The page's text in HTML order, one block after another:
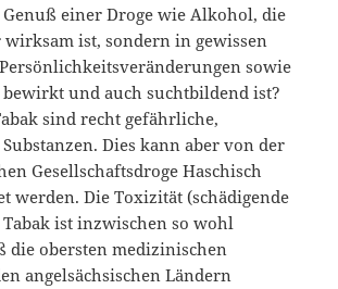
Genuß einer Droge wie Alkohol, die
ist, sondern in gewissen
sowie
und auch suchtbildend ist?
sind recht gefährliche,
Dies kann aber von der
Gesellschaftsdroge Haschisch
werden. Die Toxizität (schädigende
ist inzwischen so wohl
die obersten medizinischen
angelsächsischen Ländern